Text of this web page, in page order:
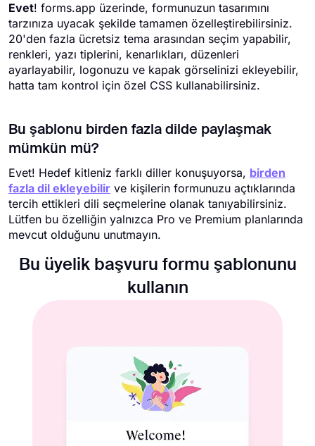
Evet! forms.app üzerinde, formunuzun tasarımını
tarzınıza uyacak şekilde tamamen özelleştirebilirsiniz.
20'den fazla ücretsiz tema arasından seçim yapabilir,
renkleri, yazı tiplerini, kenarlıkları, düzenleri
ayarlayabilir, logonuzu ve kapak görselinizi ekleyebilir,
hatta tam kontrol için özel CSS kullanabilirsiniz.
Bu şablonu birden fazla dilde paylaşmak
mümkün mü?
Evet! Hedef kitleniz farklı diller konuşuyorsa, birden
fazla dil ekleyebilir ve kişilerin formunuzu açtıklarında
tercih ettikleri dili seçmelerine olanak tanıyabilirsiniz.
Lütfen bu özelliğin yalnızca Pro ve Premium planlarında
mevcut olduğunu unutmayın.
Bu üyelik başvuru formu şablonunu
kullanın